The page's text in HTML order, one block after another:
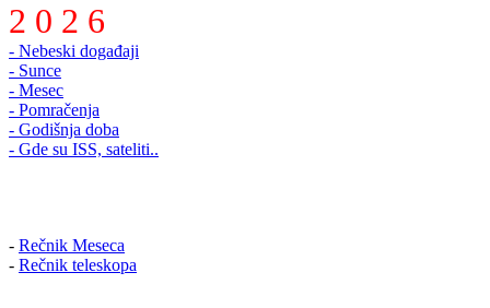
2 0 2 6
- Nebeski događaji
- Sunce
- Mesec
- Pomračenja
- Godišnja doba
- Gde su ISS, sateliti..
- Rečnik Meseca
- Rečnik teleskopa